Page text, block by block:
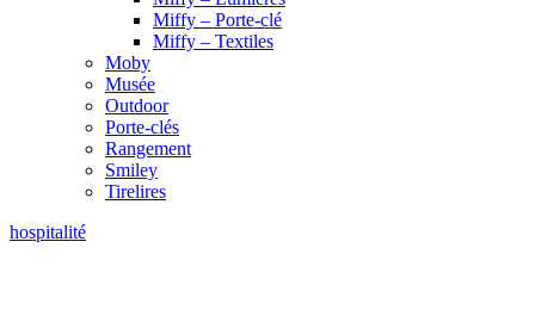
Miffy – Porte-clé
Miffy – Textiles
Moby
Musée
Outdoor
Porte-clés
Rangement
Smiley
Tirelires
hospitalité